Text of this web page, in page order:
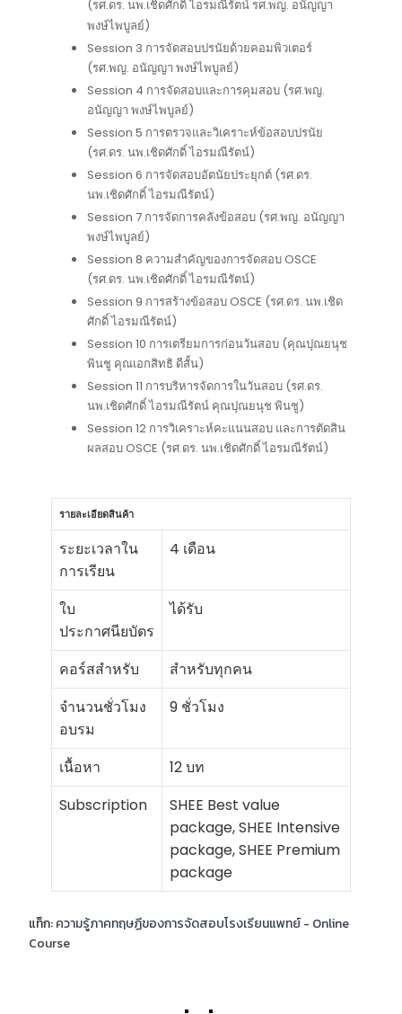
(รศ.ดร. นพ.เชิดศักดิ์ ไอรมณีรัตน์ รศ.พญ. อนัญญา
พงษ์ไพบูลย์)
Session 3 การจัดสอบปรนัยด้วยคอมพิวเตอร์
(รศ.พญ. อนัญญา พงษ์ไพบูลย์)
Session 4 การจัดสอบและการคุมสอบ (รศ.พญ.
อนัญญา พงษ์ไพบูลย์)
Session 5 การตรวจและวิเคราะห์ข้อสอบปรนัย
(รศ.ดร. นพ.เชิดศักดิ์ ไอรมณีรัตน์)
Session 6 การจัดสอบอัตนัยประยุกต์ (รศ.ดร.
นพ.เชิดศักดิ์ ไอรมณีรัตน์)
Session 7 การจัดการคลังข้อสอบ (รศ.พญ. อนัญญา
พงษ์ไพบูลย์)
Session 8 ความสำคัญของการจัดสอบ OSCE
(รศ.ดร. นพ.เชิดศักดิ์ ไอรมณีรัตน์)
Session 9 การสร้างข้อสอบ OSCE (รศ.ดร. นพ.เชิด
ศักดิ์ ไอรมณีรัตน์)
Session 10 การเตรียมการก่อนวันสอบ (คุณปุณยนุช
พินชู คุณเอกสิทธิ ดีสั้น)
Session 11 การบริหารจัดการในวันสอบ (รศ.ดร.
นพ.เชิดศักดิ์ ไอรมณีรัตน์ คุณปุณยนุช พินชู)
Session 12 การวิเคราะห์คะแนนสอบ และการตัดสิน
ผลสอบ OSCE (รศ.ดร. นพ.เชิดศักดิ์ ไอรมณีรัตน์)
รายละเอียดสินค้า
ระยะเวลาใน
การเรียน
4 เดือน
ใบ
ประกาศนียบัตร
ได้รับ
คอร์สสำหรับ
สำหรับทุกคน
จำนวนชั่วโมง
อบรม
9 ชั่วโมง
เนื้อหา
12 บท
Subscription
SHEE Best value
package, SHEE Intensive
package, SHEE Premium
package
แท็ก:ความรู้ภาคทฤษฏีของการจัดสอบโรงเรียนแพทย์ - Online
Course